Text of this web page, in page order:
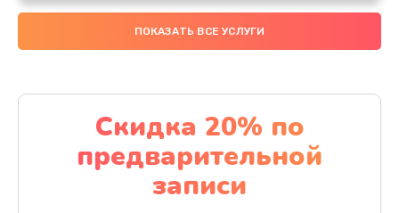
Настройка
Заказать
Ремонт кнопки
1200 руб.
Заказать
ПОКАЗАТЬ ВСЕ УСЛУГИ
Скидка 20% по
предварительной
записи